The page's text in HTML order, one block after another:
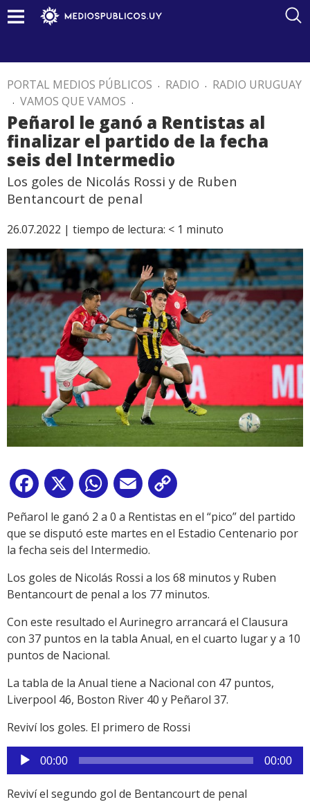
PORTAL MEDIOS PÚBLICOS . RADIO . RADIO URUGUAY
. VAMOS QUE VAMOS .
Peñarol le ganó a Rentistas al
finalizar el partido de la fecha
seis del Intermedio
Los goles de Nicolás Rossi y de Ruben
Bentancourt de penal
26.07.2022 | tiempo de lectura: < 1 minuto
Facebook
X WhatsApp
Email
Link
Peñarol le ganó 2 a 0 a Rentistas en el “pico” del partido
que se disputó este martes en el Estadio Centenario por
la fecha seis del Intermedio.
Los goles de Nicolás Rossi a los 68 minutos y Ruben
Bentancourt de penal a los 77 minutos.
Con este resultado el Aurinegro arrancará el Clausura
con 37 puntos en la tabla Anual, en el cuarto lugar y a 10
puntos de Nacional.
La tabla de la Anual tiene a Nacional con 47 puntos,
Liverpool 46, Boston River 40 y Peñarol 37.
Reviví los goles. El primero de Rossi
Reproductor
de
audio
00:00 00:00
Reviví el segundo gol de Bentancourt de penal